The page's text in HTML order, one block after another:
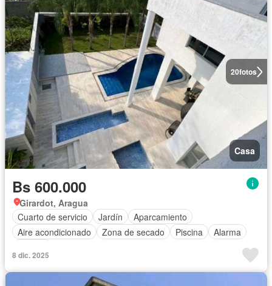
20fotos
Casa
Bs 600.000
Girardot, Aragua
Cuarto de servicio
Jardín
Aparcamiento
Aire acondicionado
Zona de secado Piscina
Alarma
8 dic. 2025